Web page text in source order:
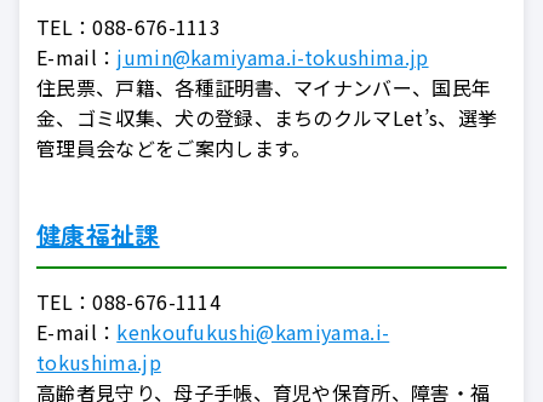
TEL：088-676-1113
E-mail： jumin@kamiyama.i-tokushima.jp
住民票、戸籍、各種証明書、マイナンバー、国民年
金、ゴミ収集、犬の登録、まちのクルマLet’s、選挙
管理員会などをご案内します。
健康福祉課
TEL：088-676-1114
E-mail： kenkoufukushi@kamiyama.i-
tokushima.jp
高齢者見守り、母子手帳、育児や保育所、障害・福